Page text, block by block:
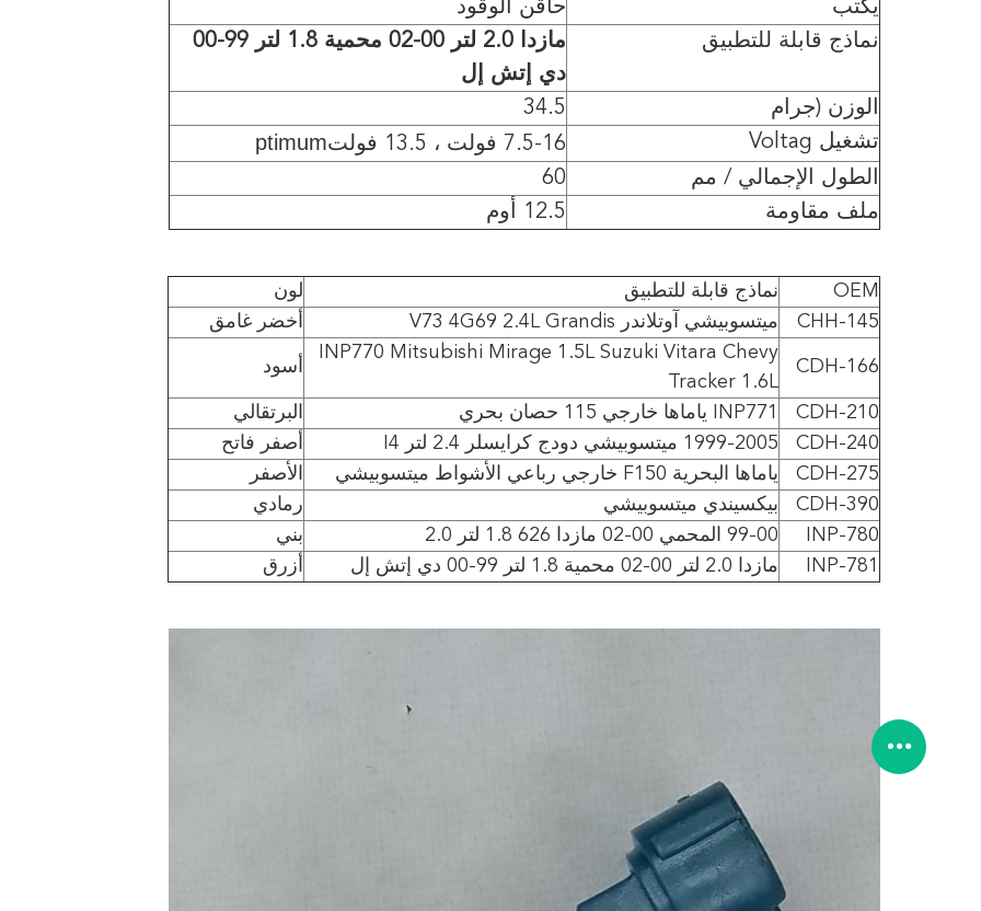
اترك رسالة
يكتب
حاقن الوقود
نماذج قابلة للتطبيق
مازدا 2.0 لتر 00-02 محمية 1.8 لتر 99-00
دي إتش إل
الوزن (جرام
34.5
تشغيل Voltag
7.5-16 فولت ، 13.5 فولت ptimum
الطول الإجمالي / مم
60
ملف مقاومة
12.5 أوم
OEM نماذج قابلة للتطبيق
لون
CHH-145
ميتسوبيشي آوتلاندر V73 4G69 2.4L Grandis أخضر غامق
CDH-166
INP770 Mitsubishi Mirage 1.5L Suzuki Vitara Chevy
Tracker 1.6L
أسود
CDH-210 INP771 ياماها خارجي 115 حصان بحري
البرتقالي
CDH-240
1999-2005 ميتسوبيشي دودج كرايسلر 2.4 لتر I4
أصفر فاتح
CDH-275
ياماها البحرية F150 خارجي رباعي الأشواط ميتسوبيشي
الأصفر
CDH-390
بيكسيندي ميتسوبيشي
رمادي
INP-780
99-00 المحمي 00-02 مازدا 626 1.8 لتر 2.0
بني
INP-781
مازدا 2.0 لتر 00-02 محمية 1.8 لتر 99-00 دي إتش إل أزرق